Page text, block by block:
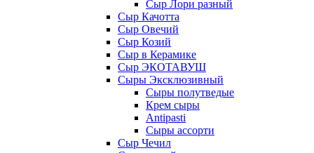
Сыр Лори разный
Сыр Качотта
Сыр Овечий
Сыр Козий
Сыр в Керамике
Сыр ЭКОТАВУШ
Сыры Эксклюзивный
Сыры полутведые
Крем сыры
Antipasti
Сыры ассорти
Сыр Чечил